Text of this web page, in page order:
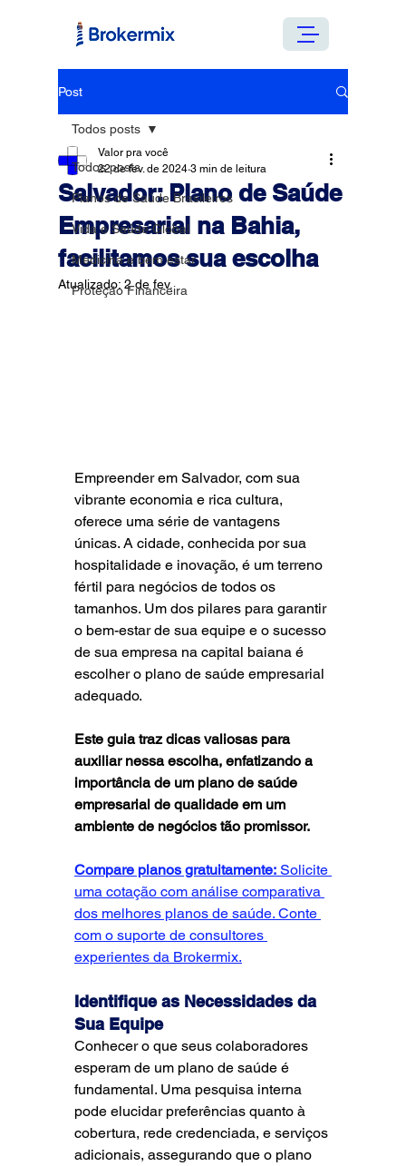
Post
Todos posts
Planos de Saúde Brasileiros
Vida e Saúde Global
Medicina e bem estar
Proteção Financeira
Todos posts
Salvador: Plano de Saúde
Empresarial na Bahia,
facilitamos sua escolha
Valor pra você
22 de fev. de 2024 3 min de leitura
Atualizado: 2 de fev.
Empreender em Salvador, com sua
vibrante economia e rica cultura,
oferece uma série de vantagens
únicas. A cidade, conhecida por sua
hospitalidade e inovação, é um terreno
fértil para negócios de todos os
tamanhos. Um dos pilares para garantir
o bem-estar de sua equipe e o sucesso
de sua empresa na capital baiana é
escolher o plano de saúde empresarial
adequado.
Este guia traz dicas valiosas para
auxiliar nessa escolha, enfatizando a
importância de um plano de saúde
empresarial de qualidade em um
ambiente de negócios tão promissor.
Compare planos gratuitamente: Solicite
uma cotação com análise comparativa
dos melhores planos de saúde. Conte
com o suporte de consultores
experientes da Brokermix.
Identifique as Necessidades da
Sua Equipe
Conhecer o que seus colaboradores
esperam de um plano de saúde é
fundamental. Uma pesquisa interna
pode elucidar preferências quanto à
cobertura, rede credenciada, e serviços
adicionais, assegurando que o plano